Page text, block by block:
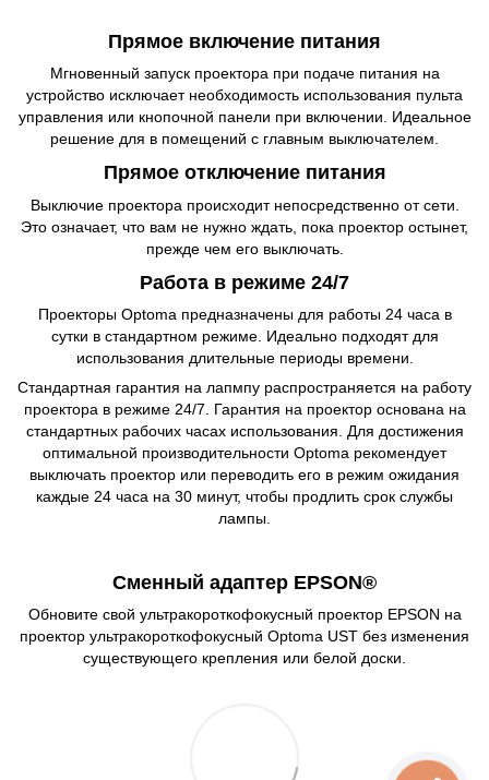
Прямое включение питания
Мгновенный запуск проектора при подаче питания на
устройство исключает необходимость использования пульта
управления или кнопочной панели при включении. Идеальное
решение для в помещений с главным выключателем.
Прямое отключение питания
Выключие проектора происходит непосредственно от сети.
Это означает, что вам не нужно ждать, пока проектор остынет,
прежде чем его выключать.
Работа в режиме 24/7
Проекторы Optoma предназначены для работы 24 часа в
сутки в стандартном режиме. Идеально подходят для
использования длительные периоды времени.
Стандартная гарантия на лапмпу распространяется на работу
проектора в режиме 24/7. Гарантия на проектор основана на
стандартных рабочих часах использования. Для достижения
оптимальной производительности Optoma рекомендует
выключать проектор или переводить его в режим ожидания
каждые 24 часа на 30 минут, чтобы продлить срок службы
лампы.
Сменный адаптер EPSON®
Обновите свой ультракороткофокусный проектор EPSON на
проектор ультракороткофокусный Optoma UST без изменения
существующего крепления или белой доски.